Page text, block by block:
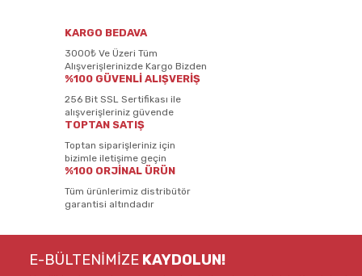
KARGO BEDAVA
3000₺ Ve Üzeri Tüm
Alışverişlerinizde Kargo Bizden
%100 GÜVENLİ ALIŞVERİŞ
256 Bit SSL Sertifikası ile
alışverişleriniz güvende
TOPTAN SATIŞ
Toptan siparişleriniz için
bizimle iletişime geçin
%100 ORJİNAL ÜRÜN
Tüm ürünlerimiz distribütör
garantisi altındadır
E-BÜLTENİMİZE KAYDOLUN!